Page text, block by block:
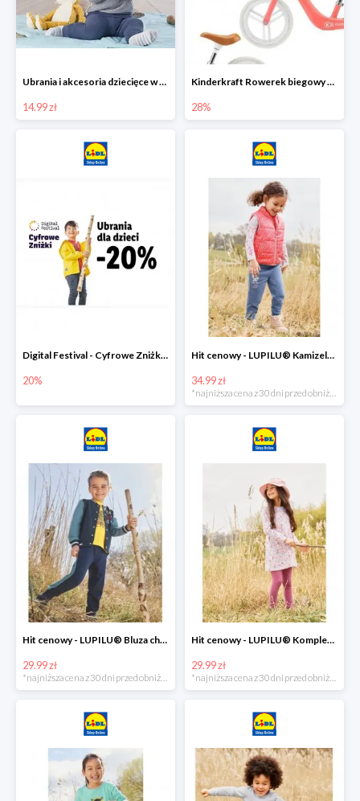
Ubrania i akcesoria dziecięce w Lidlu Online od 14,99 zł
14.99 zł
Kinderkraft Rowerek biegowy Fly
28%
Digital Festival - Cyfrowe Zniżki Ubrania dla dzieci w Lidlu -20%
20%
Hit cenowy - LUPILU® Kamizelka pikowana dziewczęca
34.99 zł
Hit cenowy - LUPILU® Bluza chłopięca w stylu college
29.99 zł
*najniższa cena z 30 dni przed obniżką
Hit cenowy - LUPILU® Komplet dziewczęcy (sukienka + legginsy)
29.99 zł
*najniższa cena z 30 dni przed obniżką